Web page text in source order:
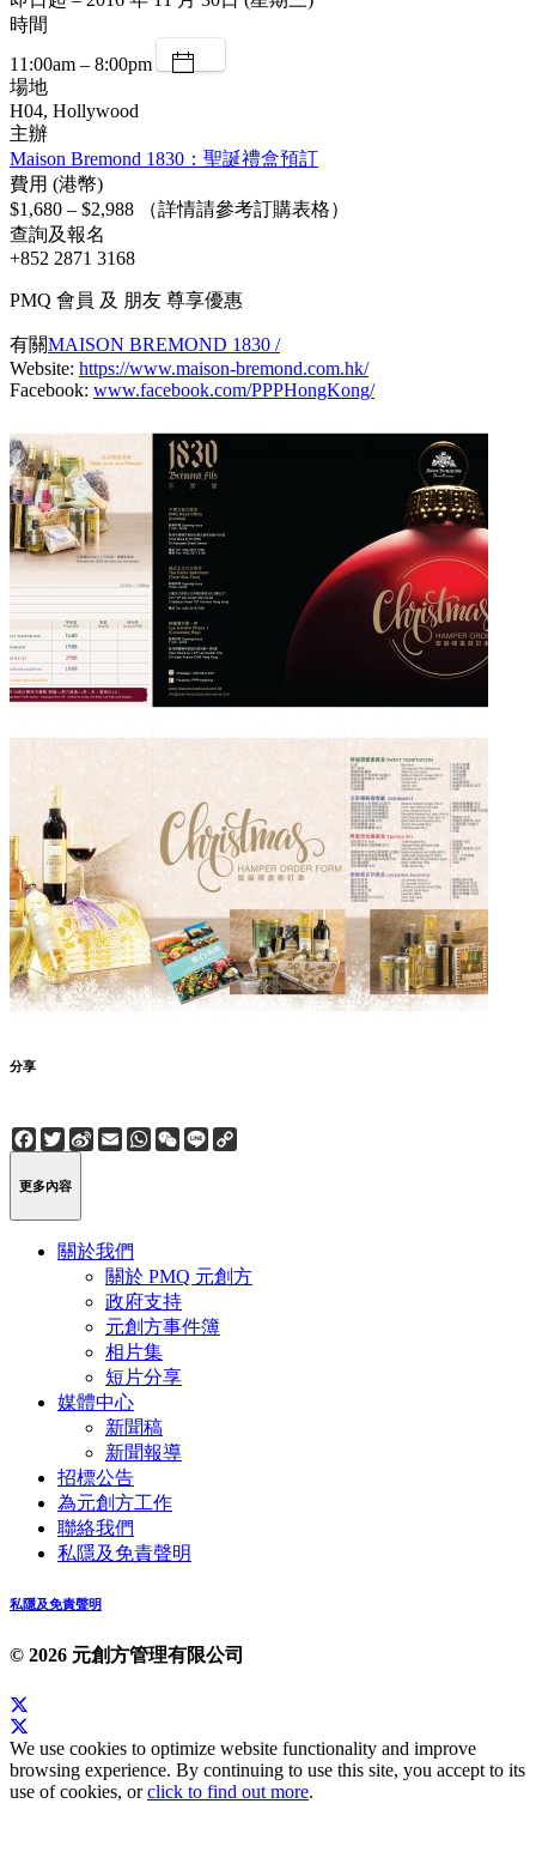
時間
11:00am – 8:00pm
場地
H04, Hollywood
主辦
Maison Bremond 1830：聖誕禮盒預訂
費用 (港幣)
$1,680 – $2,988 （詳情請參考訂購表格）
查詢及報名
+852 2871 3168
PMQ 會員 及 朋友 尊享優惠
有關MAISON BREMOND 1830 /
Website: https://www.maison-bremond.com.hk/
Facebook: www.facebook.com/PPPHongKong/
分享
Facebook
Twitter
Sina
Weibo
EmailWhatsApp
WeChat
Line
更多內容
關於我們
關於 PMQ 元創方
政府支持
元創方事件簿
相片集
短片分享
媒體中心
新聞稿
新聞報導
招標公告
為元創方工作
聯絡我們
私隱及免責聲明
私隱及免責聲明
© 2026 元創方管理有限公司
We use cookies to optimize website functionality and improve
browsing experience. By continuing to use this site, you accept to its
use of cookies, orclick to find out more.